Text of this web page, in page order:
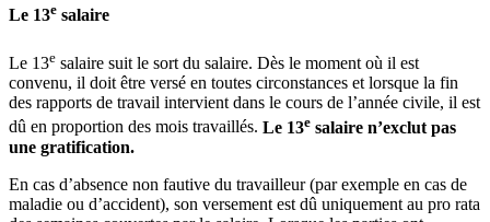
Le 13e salaire
Le 13e salaire suit le sort du salaire. Dès le moment où il est
convenu, il doit être versé en toutes circonstances et lorsque la fin
des rapports de travail intervient dans le cours de l’année civile, il est
dû en proportion des mois travaillés. Le 13e salaire n’exclut pas
une gratification.
En cas d’absence non fautive du travailleur (par exemple en cas de
maladie ou d’accident), son versement est dû uniquement au pro rata